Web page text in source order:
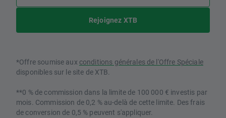
Rejoignez XTB
*Offre soumise aux conditions générales de l'Offre Spéciale
disponibles sur le site de XTB.
**0 % de commission dans la limite de 100 000 € investis par
mois. Commission de 0,2 % au-delà de cette limite. Des frais
de conversion de 0,5 % peuvent s'appliquer.